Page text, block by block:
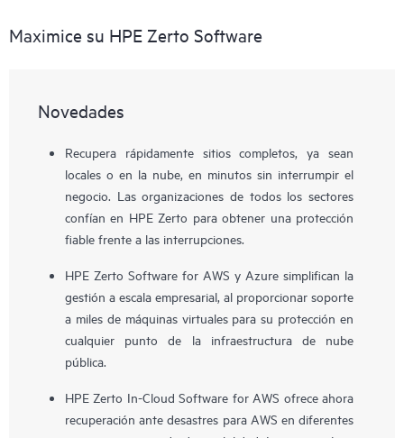
Maximice su HPE Zerto Software
Novedades
Recupera rápidamente sitios completos, ya sean
locales o en la nube, en minutos sin interrumpir el
negocio. Las organizaciones de todos los sectores
confían en HPE Zerto para obtener una protección
fiable frente a las interrupciones.
HPE Zerto Software for AWS y Azure simplifican la
gestión a escala empresarial, al proporcionar soporte
a miles de máquinas virtuales para su protección en
cualquier punto de la infraestructura de nube
pública.
HPE Zerto In-Cloud Software for AWS ofrece ahora
recuperación ante desastres para AWS en diferentes